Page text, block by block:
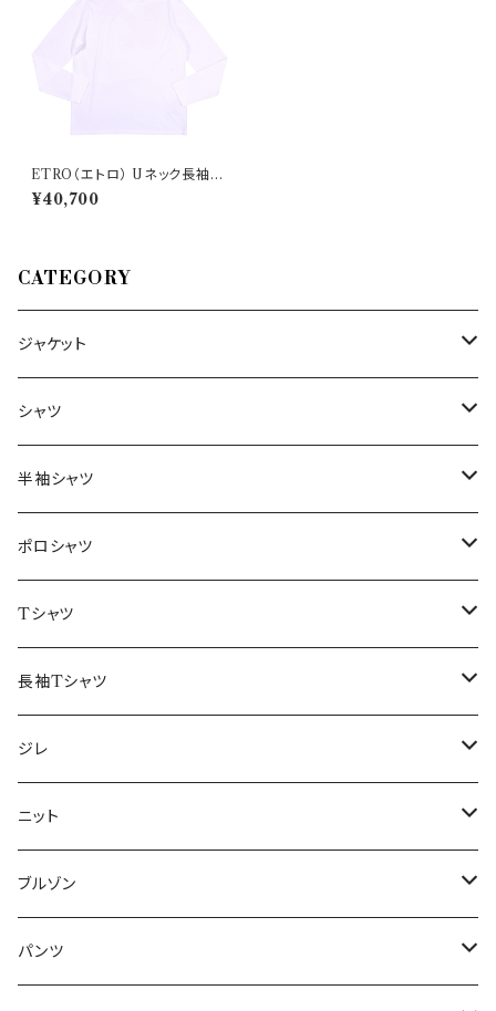
ETRO（エトロ） Uネック長袖T
シャツ 1Y094/9700 30528
¥40,700
CATEGORY
ジャケット
～44/S
46/M
48/L
50/XL～
シャツ
～44/S
46/M
48/L
50/XL～
半袖シャツ
～44/S
46/M
48/L
50/XL～
ポロシャツ
～44/S
46/M
48/L
50/XL～
Tシャツ
～44/S
46/M
48/L
50/XL～
長袖Tシャツ
～44/S
46/M
48/L
50/XL～
ジレ
～44/S
46/M
48/L
ニット
～44/S
46/M
ブルゾン
～44/S
パンツ